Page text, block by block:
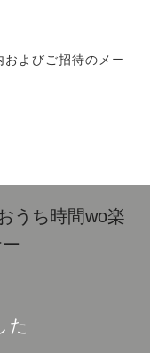
よびご招待のメー
うち時間wo楽
た